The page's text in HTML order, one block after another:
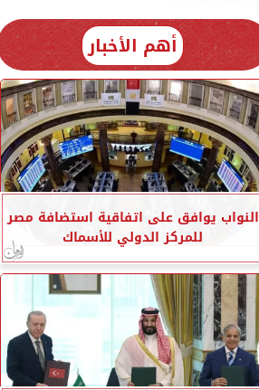
أهم الأخبار
النواب يوافق على اتفاقية استضافة مصر
للمركز الدولي للأسماك